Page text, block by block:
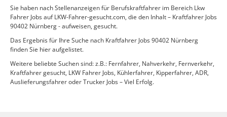
Sie haben nach Stellenanzeigen für Berufskraftfahrer im Bereich Lkw
Fahrer Jobs auf LKW-Fahrer-gesucht.com, die den Inhalt – Kraftfahrer Jobs
90402 Nürnberg - aufweisen, gesucht.
Das Ergebnis für Ihre Suche nach Kraftfahrer Jobs 90402 Nürnberg
finden Sie hier aufgelistet.
Weitere beliebte Suchen sind: z.B.: Fernfahrer, Nahverkehr, Fernverkehr,
Kraftfahrer gesucht, LKW Fahrer Jobs, Kühlerfahrer, Kipperfahrer, ADR,
Auslieferungsfahrer oder Trucker Jobs – Viel Erfolg.